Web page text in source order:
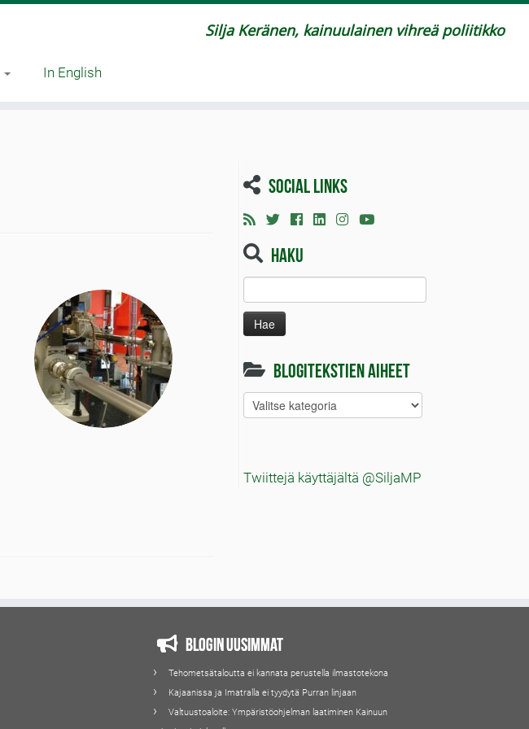
Silja Keränen, kainuulainen vihreä poliitikko
In English
Social links
Haku
Blogitekstien aiheet
Blogitekstien
aiheet
Twiittejä käyttäjältä @SiljaMP
Blogin uusimmat
Tehometsätaloutta ei kannata perustella ilmastotekona
Kajaanissa ja Imatralla ei tyydytä Purran linjaan
Valtuustoaloite: Ympäristöohjelman laatiminen Kainuun